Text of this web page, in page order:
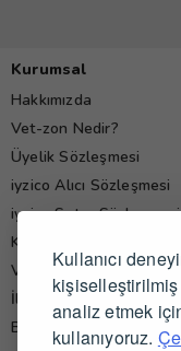
Kullanıcı
analiz etmek
kullanıyoruz.
Kurumsal
Hakkımızda
Vet-zon Nedir?
Üyelik Sözleşmesi
iyzico Alıcı Sözleşmesi
iyzico Satıcı Sözleşmesi
Kişisel Verilerin
Veteriner Hekim
İletişim
Blog